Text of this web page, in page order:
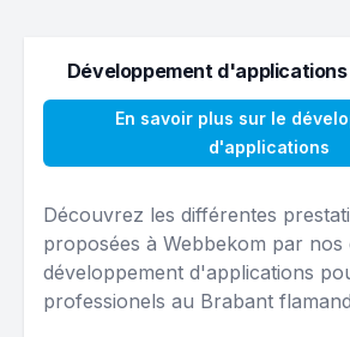
Développement d'applications
En savoir plus sur le
d'applications
Découvrez les différentes
proposées à Webbekom par nos
développement d'applications
professionels au Brabant